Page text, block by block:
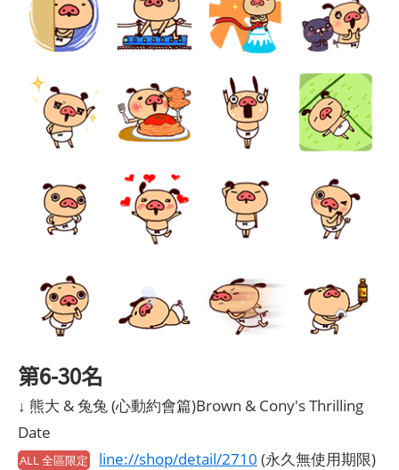
第6-30名
↓ 熊大 & 兔兔 (心動約會篇)Brown & Cony's Thrilling
Date
ALL 全區限定 line://shop/detail/2710 (永久無使用期限)